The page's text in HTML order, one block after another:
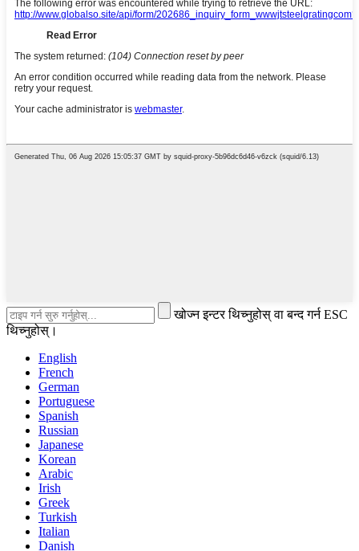
खोज्न इन्टर थिच्नुहोस् वा बन्द गर्न ESC
थिच्नुहोस्।
English
French
German
Portuguese
Spanish
Russian
Japanese
Korean
Arabic
Irish
Greek
Turkish
Italian
Danish